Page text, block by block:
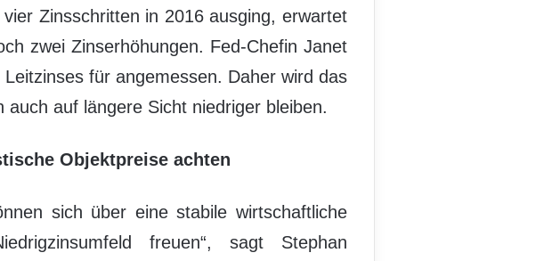
vier Zinsschritten in 2016 ausging, erwartet
zwei Zinserhöhungen. Fed-Chefin Janet
für angemessen. Daher wird das
auf längere Sicht niedriger bleiben.
Objektpreise achten
sich über eine stabile wirtschaftliche
freuen“, sagt Stephan